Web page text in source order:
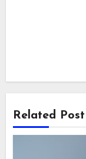
Related Post